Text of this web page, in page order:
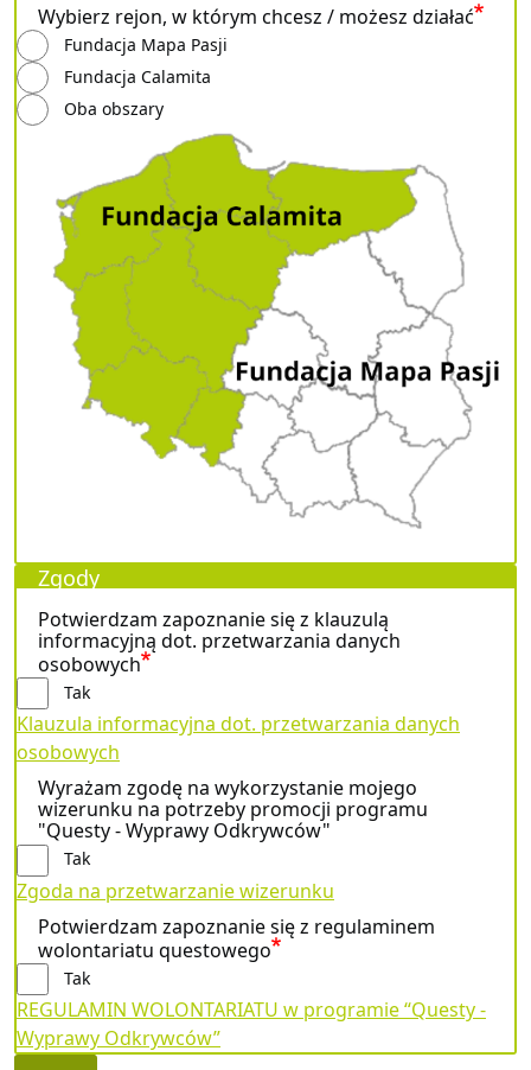
Wybierz rejon, w którym chcesz / możesz działać
Fundacja Mapa Pasji
Fundacja Calamita
Oba obszary
Zgody
Potwierdzam zapoznanie się z klauzulą
informacyjną dot. przetwarzania danych
osobowych
Tak
Klauzula informacyjna dot. przetwarzania danych
osobowych
Wyrażam zgodę na wykorzystanie mojego
wizerunku na potrzeby promocji programu
"Questy - Wyprawy Odkrywców"
Tak
Zgoda na przetwarzanie wizerunku
Potwierdzam zapoznanie się z regulaminem
wolontariatu questowego
Tak
REGULAMIN WOLONTARIATU w programie “Questy -
Wyprawy Odkrywców”